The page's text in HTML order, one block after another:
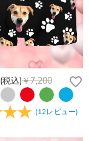
(税込)￥7,200
(12レビュー)